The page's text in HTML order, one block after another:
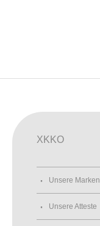
XKKO
Unsere Marken
Unsere Atteste